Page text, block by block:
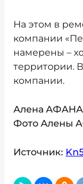
На этом в
компании
намерены –
территории.
компании.
Алена
Фото Алены
Источник: